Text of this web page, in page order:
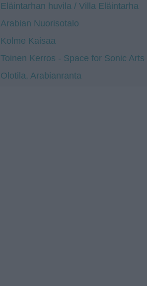
Eläintarhan huvila / Villa Eläintarha
Arabian Nuorisotalo
Kolme Kaisaa
Toinen Kerros - Space for Sonic Arts
Olotila, Arabianranta